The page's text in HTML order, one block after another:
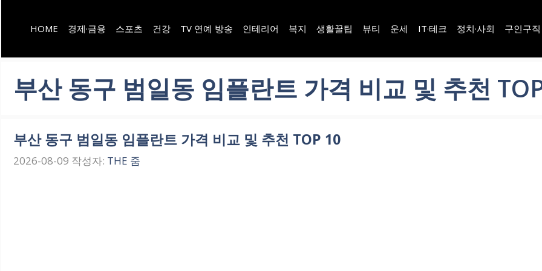
츠
HOME 경제·금융 스포츠 건강 TV 연예 방송 인테리어 복지 생활꿀팁 뷰티 운세 IT·테크 정치·사회 구인구직
부산 동구 범일동 임플란트 가격 비교 및 추천
부산 동구 범일동 임플란트 가격 비교 및 추천 TOP 10
2026-08-09 작성자: THE 줌